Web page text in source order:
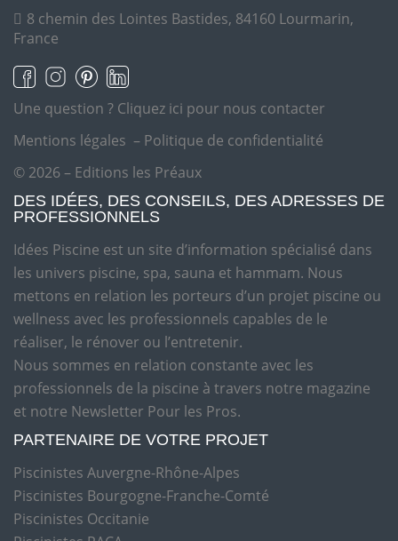
8 chemin des Lointes Bastides, 84160 Lourmarin,
France
Une question ? Cliquez ici pour nous contacter
Mentions légales – Politique de confidentialité
© 2026 – Editions les Préaux
DES IDÉES, DES CONSEILS, DES ADRESSES DE
PROFESSIONNELS
Idées Piscine est un site d’information spécialisé dans
les univers piscine, spa, sauna et hammam. Nous
mettons en relation les porteurs d’un projet piscine ou
wellness avec les professionnels capables de le
réaliser, le rénover ou l’entretenir.
Nous sommes en relation constante avec les
professionnels de la piscine à travers notre magazine
et notre Newsletter Pour les Pros.
PARTENAIRE DE VOTRE PROJET
Piscinistes Auvergne-Rhône-Alpes
Piscinistes Bourgogne-Franche-Comté
Piscinistes Occitanie